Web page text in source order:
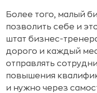
Более того, малый
позволить себе и
штат бизнес-
дорого и каждый
отправлять
повышения
и нужно через